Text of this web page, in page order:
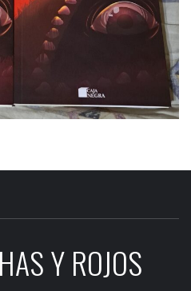
Y ROJOS